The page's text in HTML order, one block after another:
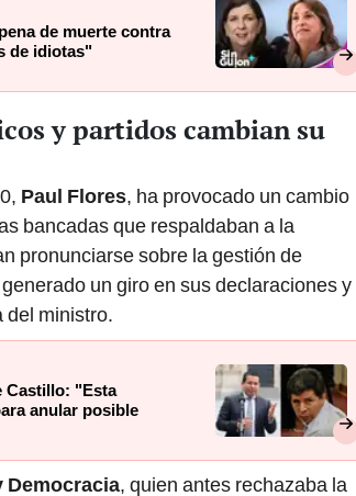
de muerte contra
de idiotas"
y partidos cambian su
Paul Flores, ha provocado un cambio
bancadas que respaldaban a la
pronunciarse sobre la gestión de
un giro en sus declaraciones y
del ministro.
Castillo: "Esta
anular posible
Democracia, quien antes rechazaba la